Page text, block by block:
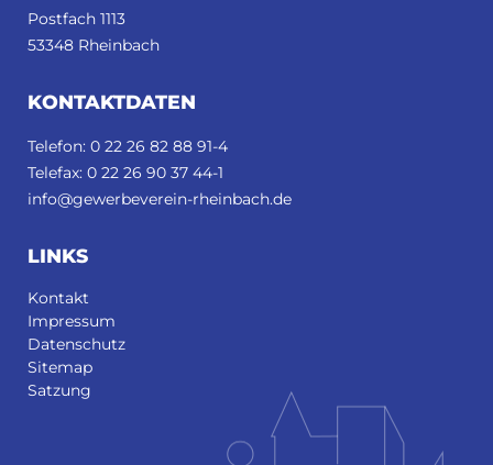
Postfach 1113
53348 Rheinbach
KONTAKTDATEN
Telefon: 0 22 26 82 88 91-4
Telefax: 0 22 26 90 37 44-1
info@gewerbeverein-rheinbach.de
LINKS
Kontakt
Impressum
Datenschutz
Sitemap
Satzung